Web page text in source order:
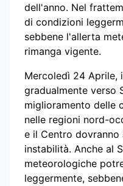
dell'anno. Nel
di condizioni
sebbene l'allerta
rimanga vigente.
Mercoledì 24 Aprile,
gradualmente verso
miglioramento delle
nelle regioni nord-
e il Centro
instabilità. Anche al
meteorologiche
leggermente,